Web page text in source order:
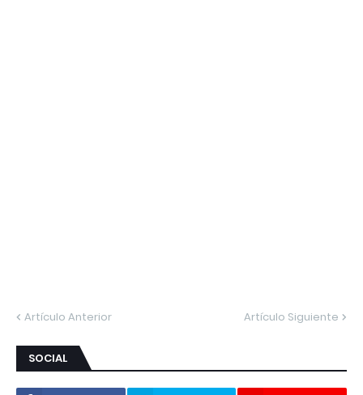
Artículo Anterior Artículo Siguiente
SOCIAL